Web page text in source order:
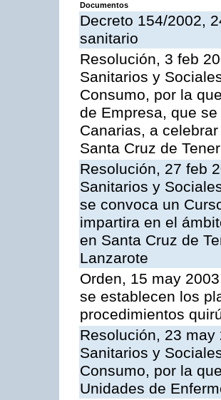
Documentos
Decreto 154/2002,
sanitario
Resolución, 3 feb
Sanitarios y
Consumo, por la
de Empresa, que
Canarias, a
Santa Cruz de
Resolución, 27 feb
Sanitarios y
se convoca un
impartira en el
en Santa Cruz de
Lanzarote
Orden, 15 may
se establecen los
procedimientos
Resolución, 23
Sanitarios y
Consumo, por la
Unidades de